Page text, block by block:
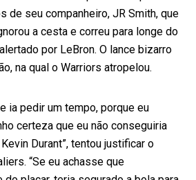
de seu companheiro, JR Smith, que
a cesta e correu para longe do
por LeBron. O lance bizarro
na qual o Warriors atropelou.
ia pedir um tempo, porque eu
certeza que eu não conseguiria
Durant”, tentou justificar o
“Se eu achasse que